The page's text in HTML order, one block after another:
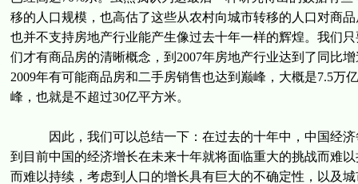
移的人口规模，也高估了这些从农村向城市转移的人口对商
也并不支持房地产行业能产生像过去十年一样的辉煌。我们
们才有商品房的清晰概念，到2007年房地产行业达到了同比
2009年有可能商品房和二手房销售也达到巅峰，大概是7.5
峰，也就是不超过30亿平方米。
因此，我们可以总结一下：在过去的十年中，中国经济
到目前中国的经济增长在未来十年就将面临重大的挑战而难
而难以持续，考虑到人口的增长具有巨大的不确定性，以及